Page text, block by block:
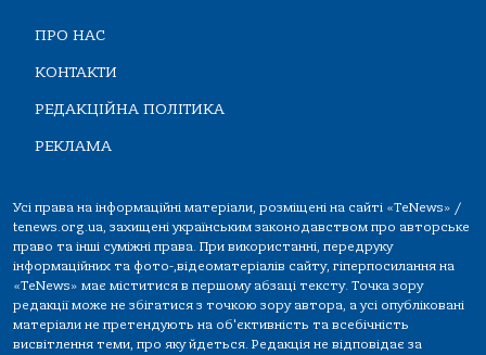
ПРО НАС
КОНТАКТИ
РЕДАКЦІЙНА ПОЛІТИКА
РЕКЛАМА
Усі права на інформаційні матеріали, розміщені на сайті «TeNews» /
tenews.org.ua, захищені українським законодавством про авторське
право та інші суміжні права. При використанні, передруку
інформаційних та фото-,відеоматеріалів сайту, гіперпосилання на
«TeNews» має міститися в першому абзаці тексту. Точка зору
редакції може не збігатися з точкою зору автора, а усі опубліковані
матеріали не претендують на об'єктивність та всебічність
висвітлення теми, про яку йдеться. Редакція не відповідає за